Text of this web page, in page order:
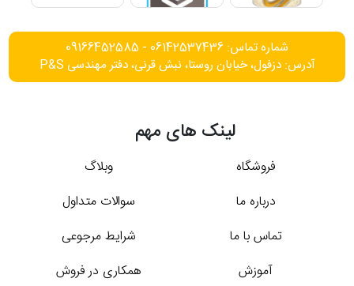
شماره تماس: 06142537436 - 09166452585
آدرس: دزفول، خیابان روستا، نبش قرنی، دفتر مهندسی P&S
لینک های مهم
فروشگاه
وبلاگ
درباره ما
سوالات متداول
تماس با ما
شرایط مرجوعی
آموزش
همکاری در فروش